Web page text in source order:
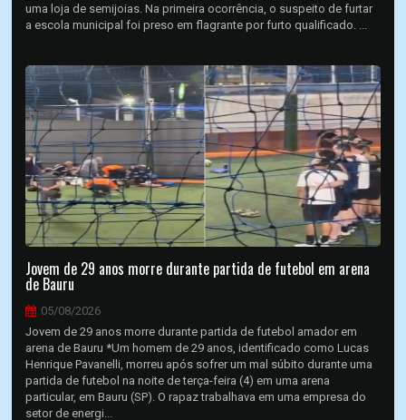
uma loja de semijoias. Na primeira ocorrência, o suspeito de furtar
a escola municipal foi preso em flagrante por furto qualificado. ...
Jovem de 29 anos morre durante partida de futebol em arena
de Bauru
05/08/2026
Jovem de 29 anos morre durante partida de futebol amador em
arena de Bauru *Um homem de 29 anos, identificado como Lucas
Henrique Pavanelli, morreu após sofrer um mal súbito durante uma
partida de futebol na noite de terça-feira (4) em uma arena
particular, em Bauru (SP). O rapaz trabalhava em uma empresa do
setor de energi...